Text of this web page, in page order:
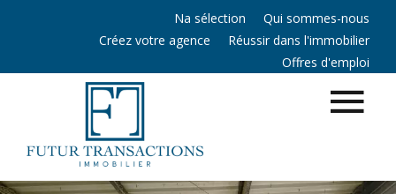
Na sélection
Qui sommes-nous
Créez votre agence
Réussir dans l'immobilier
Offres d'emploi